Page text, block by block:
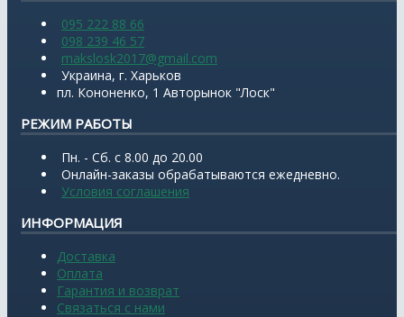
095 222 88 66
098 239 46 57
makslosk2017@gmail.com
Украина, г. Харьков
пл. Кононенко, 1 Авторынок "Лоск"
РЕЖИМ РАБОТЫ
Пн. - Сб. с 8.00 до 20.00
Онлайн-заказы обрабатываются ежедневно.
Условия соглашения
ИНФОРМАЦИЯ
Доставка
Оплата
Гарантия и возврат
Связаться с нами